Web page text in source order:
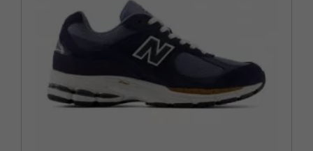
EUR 44.5 / US 10.5
EUR 45.5 / US 11.5